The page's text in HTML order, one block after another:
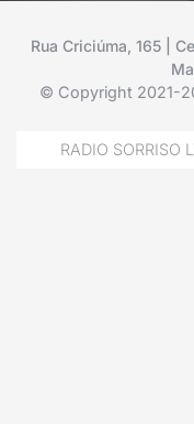
Rua Criciúma, 165 |
© Copyright 2021-
RADIO SORRISO